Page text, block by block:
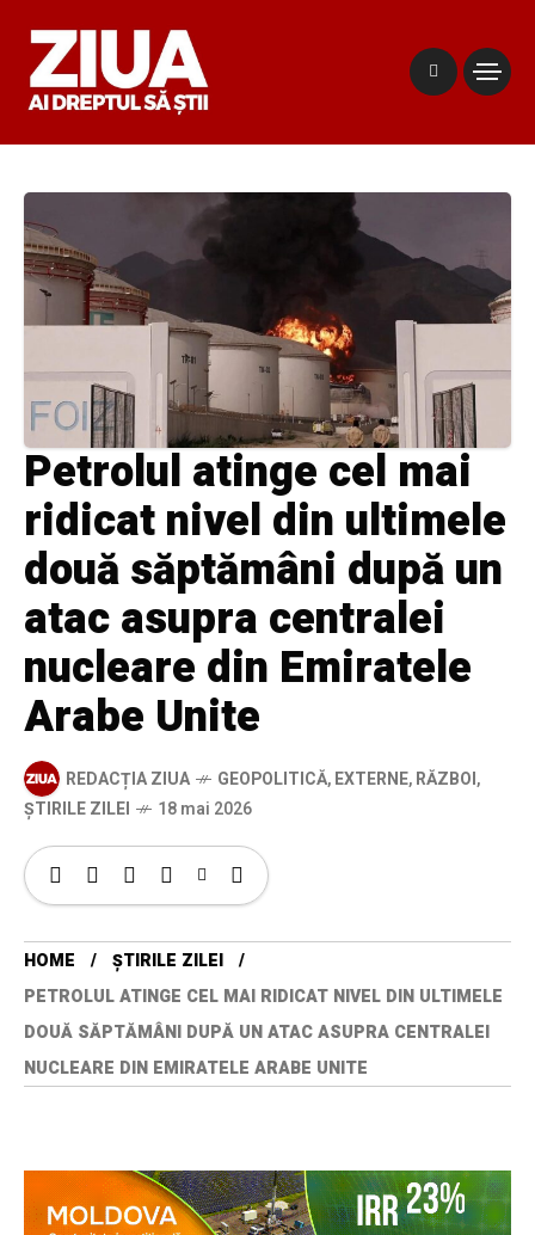
Petrolul atinge cel mai
ridicat nivel din ultimele
două săptămâni după un
atac asupra centralei
nucleare din Emiratele
Arabe Unite
REDACȚIA ZIUA GEOPOLITICĂ,EXTERNE,RĂZBOI,
ȘTIRILE ZILEI
18 mai 2026
HOME
ȘTIRILE ZILEI
PETROLUL ATINGE CEL MAI RIDICAT NIVEL DIN ULTIMELE
DOUĂ SĂPTĂMÂNI DUPĂ UN ATAC ASUPRA CENTRALEI
NUCLEARE DIN EMIRATELE ARABE UNITE